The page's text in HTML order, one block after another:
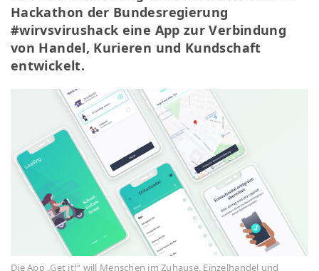
Hackathon der Bundesregierung
#wirvsvirushack eine App zur Verbindung
von Handel, Kurieren und Kundschaft
entwickelt.
Die App „Get it!“ will Menschen im Zuhause, Einzelhandel und